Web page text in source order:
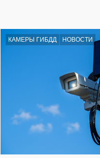
КАМЕРЫ ГИБДД НОВОСТИ